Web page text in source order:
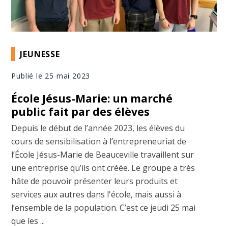
JEUNESSE
Publié le 25 mai 2023
École Jésus-Marie: un marché
public fait par des élèves
Depuis le début de l’année 2023, les élèves du
cours de sensibilisation à l’entrepreneuriat de
l’École Jésus-Marie de Beauceville travaillent sur
une entreprise qu’ils ont créée. Le groupe a très
hâte de pouvoir présenter leurs produits et
services aux autres dans l'école, mais aussi à
l’ensemble de la population. C’est ce jeudi 25 mai
que les ...